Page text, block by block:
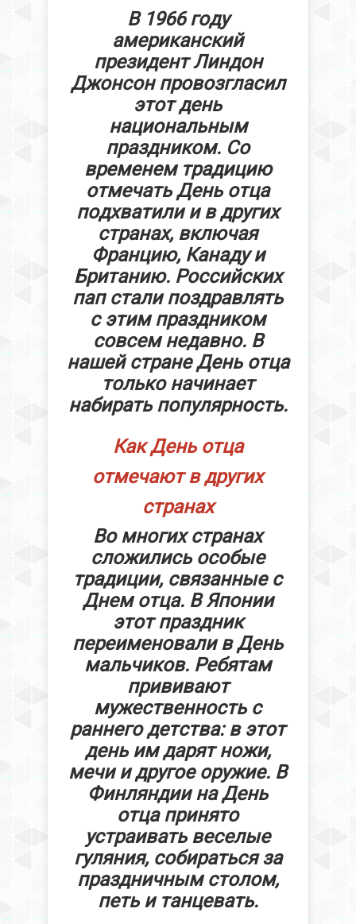
В 1966 году
американский
президент Линдон
Джонсон провозгласил
этот день
национальным
праздником. Со
временем традицию
отмечать День отца
подхватили и в других
странах, включая
Францию, Канаду и
Британию. Российских
пап стали поздравлять
с этим праздником
совсем недавно. В
нашей стране День отца
только начинает
набирать популярность.
Как День отца
отмечают в других
странах
Во многих странах
сложились особые
традиции, связанные с
Днем отца. В Японии
этот праздник
переименовали в День
мальчиков. Ребятам
прививают
мужественность с
раннего детства: в этот
день им дарят ножи,
мечи и другое оружие. В
Финляндии на День
отца принято
устраивать веселые
гуляния, собираться за
праздничным столом,
петь и танцевать.